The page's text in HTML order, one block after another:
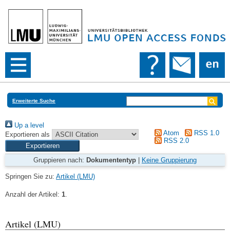
Erweiterte Suche
Up a level
Exportieren als
Atom
RSS 1.0
RSS 2.0
Gruppieren nach: Dokumententyp Keine Gruppierung
Springen Sie zu: Artikel (LMU)
Anzahl der Artikel: 1.
Artikel (LMU)